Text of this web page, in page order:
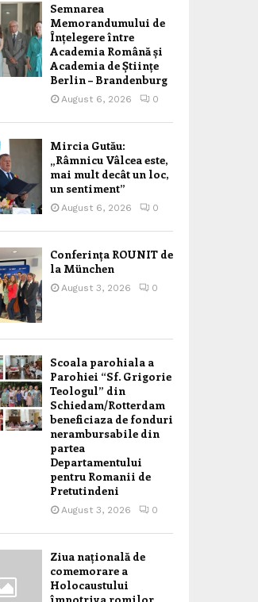
Semnarea
Memorandumului de
Înțelegere între
Academia Română și
Academia de Științe
Berlin – Brandenburg
August 6, 2026 0
Mircia Gutău:
„Râmnicu Vâlcea este,
mai mult decât un loc,
un sentiment”
August 6, 2026 0
Conferința ROUNIT de
la München
August 3, 2026 0
Scoala parohiala a
Parohiei “Sf. Grigorie
Teologul” din
Schiedam/Rotterdam
beneficiaza de fonduri
nerambursabile din
partea
Departamentului
pentru Romanii de
Pretutindeni
August 3, 2026 0
Ziua națională de
comemorare a
Holocaustului